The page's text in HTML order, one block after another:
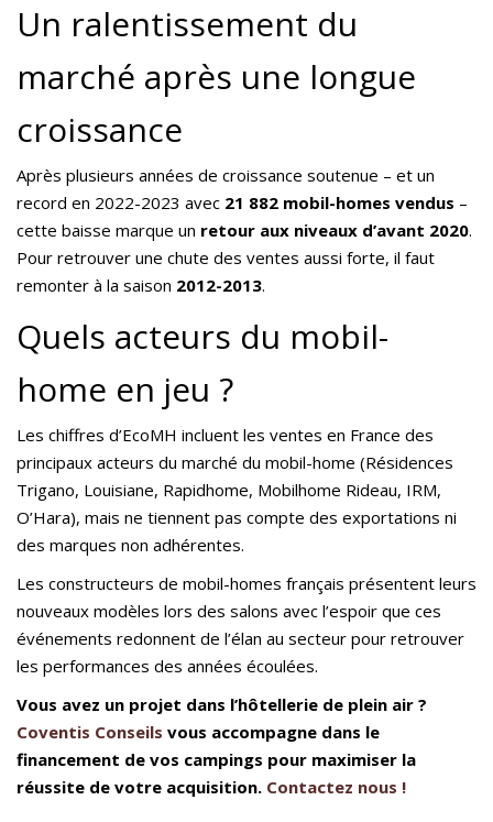
Un ralentissement du
marché après une longue
croissance
Après plusieurs années de croissance soutenue – et un
record en 2022-2023 avec 21 882 mobil-homes vendus –
cette baisse marque un retour aux niveaux d’avant 2020.
Pour retrouver une chute des ventes aussi forte, il faut
remonter à la saison 2012-2013.
Quels acteurs du mobil-
home en jeu ?
Les chiffres d’EcoMH incluent les ventes en France des
principaux acteurs du marché du mobil-home (Résidences
Trigano, Louisiane, Rapidhome, Mobilhome Rideau, IRM,
O’Hara), mais ne tiennent pas compte des exportations ni
des marques non adhérentes.
Les constructeurs de mobil-homes français présentent leurs
nouveaux modèles lors des salons avec l’espoir que ces
événements redonnent de l’élan au secteur pour retrouver
les performances des années écoulées.
Vous avez un projet dans l’hôtellerie de plein air ?
Coventis Conseils vous accompagne dans le
financement de vos campings pour maximiser la
réussite de votre acquisition. Contactez nous !